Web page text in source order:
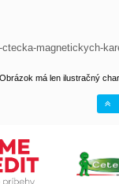
magnetickych-
má len ilustračný